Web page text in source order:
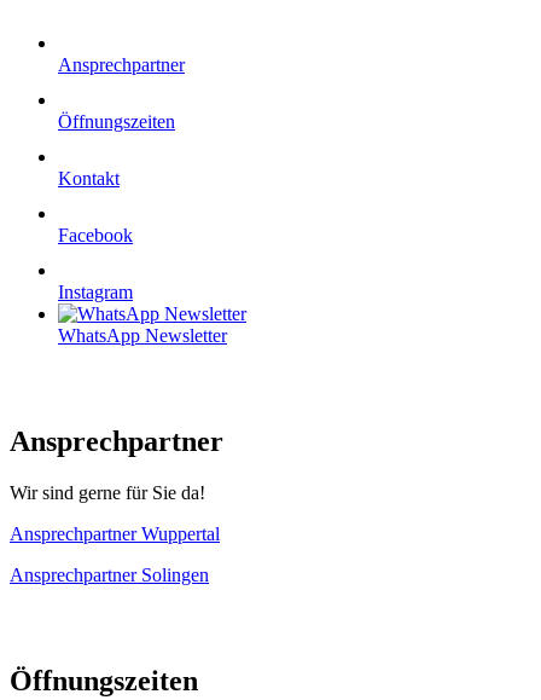
Ansprechpartner
Öffnungszeiten
Kontakt
Facebook
Instagram
WhatsApp Newsletter
Ansprechpartner
Wir sind gerne für Sie da!
Ansprechpartner Wuppertal
Ansprechpartner Solingen
Öffnungszeiten